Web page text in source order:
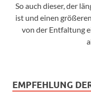
So auch dieser, der
ist und einen
von der Entfaltung
EMPFEHLUNG